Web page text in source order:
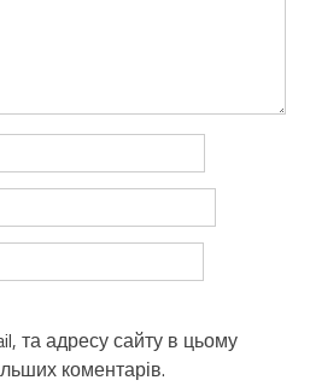
та адресу сайту в цьому
коментарів.